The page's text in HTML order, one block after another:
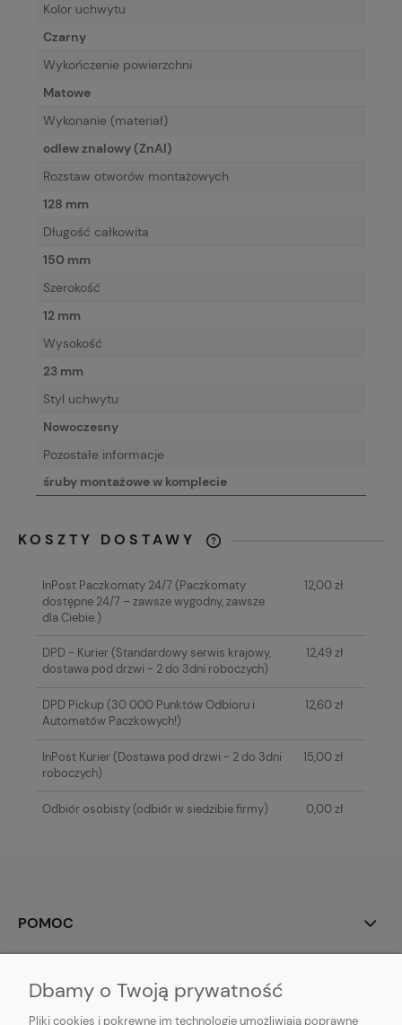
Kolor uchwytu
Czarny
Wykończenie powierzchni
Matowe
Wykonanie (materiał)
odlew znalowy (ZnAl)
Rozstaw otworów montażowych
128 mm
Długość całkowita
150 mm
Szerokość
12 mm
Wysokość
23 mm
Styl uchwytu
Nowoczesny
Pozostałe informacje
śruby montażowe w komplecie
KOSZTY DOSTAWY
KOSZTÓW PŁATNOŚCI
InPost Paczkomaty 24/7(Paczkomaty
dostępne 24/7 – zawsze wygodny, zawsze
dla Ciebie.)
12,00 zł
DPD - Kurier(Standardowy serwis krajowy,
dostawa pod drzwi - 2 do 3dni roboczych)
12,49 zł
DPD Pickup(30 000 Punktów Odbioru i
Automatów Paczkowych!)
12,60 zł
InPost Kurier(Dostawa pod drzwi - 2 do 3dni
roboczych)
15,00 zł
Odbiór osobisty(odbiór w siedzibie firmy) 0,00 zł
POMOC
PŁATNOŚCI I DOSTAWA
Dbamy o Twoją prywatność
Pliki cookies i pokrewne im technologie umożliwiają poprawne